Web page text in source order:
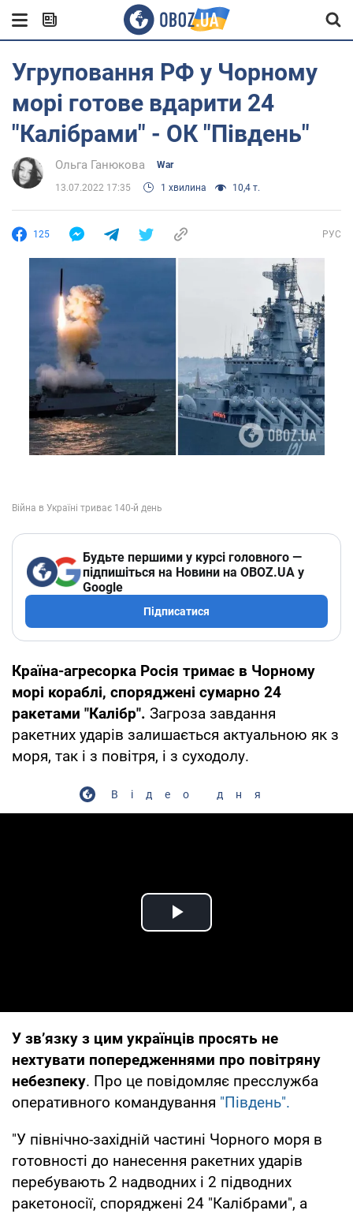
Угруповання РФ у Чорному
морі готове вдарити 24
"Калібрами" - ОК "Південь"
Ольга Ганюкова War
13.07.2022 17:35 1 хвилина 10,4 т.
125 РУС
Будьте першими у курсі головного —
підпишіться на Новини на OBOZ.UA у
Google
Підписатися
Країна-агресорка Росія тримає в Чорному
морі кораблі, споряджені сумарно 24
ракетами "Калібр". Загроза завдання
ракетних ударів залишається актуальною як з
моря, так і з повітря, і з суходолу.
Відео дня
Play Video
У зв’язку з цим українців просять не
нехтувати попередженнями про повітряну
небезпеку. Про це повідомляє пресслужба
оперативного командування "Південь".
"У північно-західній частині Чорного моря в
готовності до нанесення ракетних ударів
перебувають 2 надводних і 2 підводних
ракетоносії, споряджені 24 "Калібрами", а